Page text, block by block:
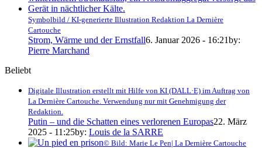
Symbolbild / KI-generierte Illustration Redaktion La Dernière
Cartouche
Strom, Wärme und der Ernstfall6. Januar 2026 - 16:21by:
Pierre Marchand
Beliebt
Digitale Illustration erstellt mit Hilfe von KI (DALL·E) im Auftrag von
La Dernière Cartouche. Verwendung nur mit Genehmigung der
Redaktion.
Putin – und die Schatten eines verlorenen Europas22. März
2025 - 11:25by: Louis de la SARRE
© Bild: Marie Le Pen| La Dernière Cartouche